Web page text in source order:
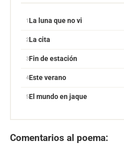
La luna que no vi
La cita
Fin de estación
Este verano
El mundo en jaque
Comentarios al poema: